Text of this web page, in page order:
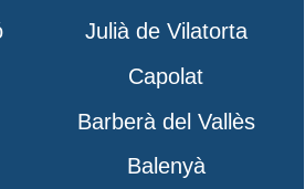
Julià de Vilatorta
Capolat
Barberà del Vallès
Balenyà